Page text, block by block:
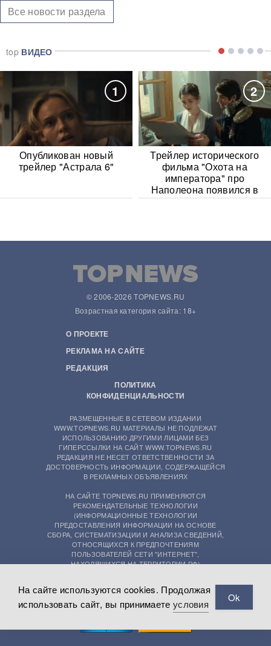
Все новости раздела
top ВИДЕО
1
Опубликован новый
трейлер "Астрала 6"
2
Трейлер исторического
фильма "Охота на
императора" про
Наполеона появился в
Сети
© 2006-2026 TOPNEWS.RU
Возрастная категория сайта: 18+
О ПРОЕКТЕ
РЕКЛАМА НА САЙТЕ
РЕДАКЦИЯ
ПОЛИТИКА
КОНФИДЕНЦИАЛЬНОСТИ
РАЗМЕЩЕННЫЕ В СЕТЕВОМ ИЗДАНИИ
WWW.TOPNEWS.RU МАТЕРИАЛЫ НЕ ПОДЛЕЖАТ
ИСПОЛЬЗОВАНИЮ ДРУГИМИ ЛИЦАМИ БЕЗ
ГИПЕРССЫЛКИ НА САЙТ WWW.TOPNEWS.RU
РЕДАКЦИЯ НЕ НЕСЕТ ОТВЕТСТВЕННОСТИ ЗА
ДОСТОВЕРНОСТЬ ИНФОРМАЦИИ, СОДЕРЖАЩЕЙСЯ
В РЕКЛАМНЫХ ОБЪЯВЛЕНИЯХ
НА САЙТЕ TOPNEWS.RU ПРИМЕНЯЮТСЯ
РЕКОМЕНДАТЕЛЬНЫЕ ТЕХНОЛОГИИ
(ИНФОРМАЦИОННЫЕ ТЕХНОЛОГИИ
ПРЕДОСТАВЛЕНИЯ ИНФОРМАЦИИ НА ОСНОВЕ
СБОРА, СИСТЕМАТИЗАЦИИ И АНАЛИЗА СВЕДЕНИЙ,
ОТНОСЯЩИХСЯ К ПРЕДПОЧТЕНИЯМ
ПОЛЬЗОВАТЕЛЕЙ СЕТИ "ИНТЕРНЕТ",
НАХОДЯЩИХСЯ НА ТЕРРИТОРИИ РФ)
На сайте используются cookies. Продолжая
использовать сайт, вы принимаете условия
Ok